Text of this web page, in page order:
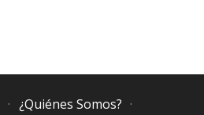
¿Quiénes Somos?